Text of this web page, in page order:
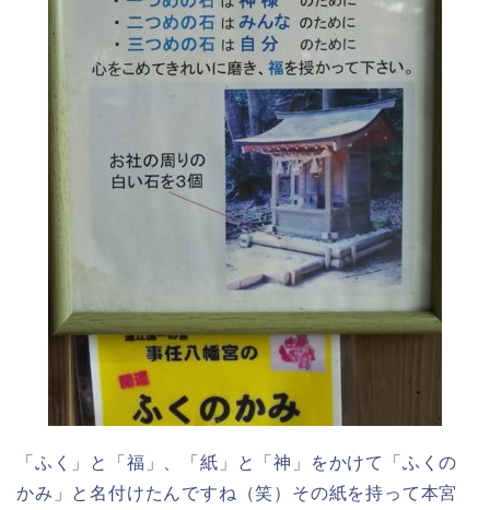
「ふく」と「福」、「紙」と「神」をかけて「ふくの
かみ」と名付けたんですね（笑）その紙を持って本宮